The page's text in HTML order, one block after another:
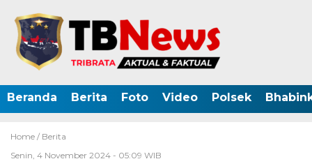
Beranda Berita Foto Video Polsek
Home / Berita
Senin, 4 November 2024 - 05:09 WIB